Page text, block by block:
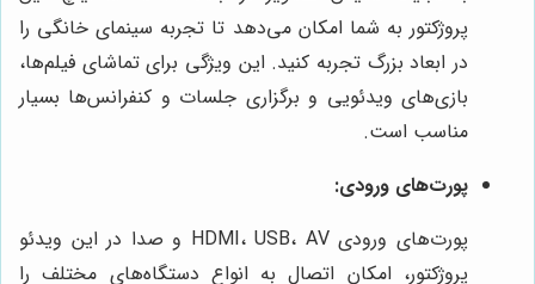
پروژکتور به شما امکان می‌دهد تا تجربه سینمای خانگی را
در ابعاد بزرگ تجربه کنید. این ویژگی برای تماشای فیلم‌ها،
بازی‌های ویدئویی و برگزاری جلسات و کنفرانس‌ها بسیار
مناسب است.
پورت‌های ورودی:
پورت‌های ورودی HDMI، USB، AV و صدا در این ویدئو
پروژکتور، امکان اتصال به انواع دستگاه‌های مختلف را